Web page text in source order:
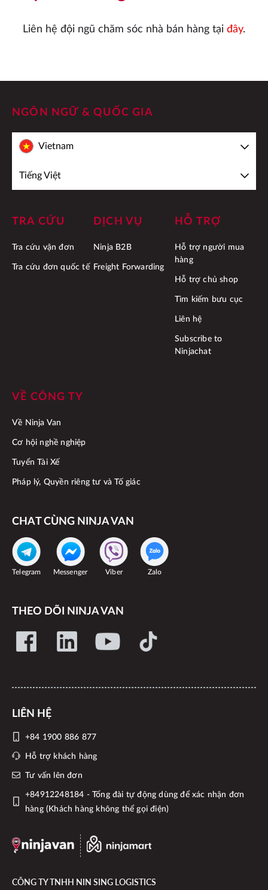
Liên hệ đội ngũ chăm sóc nhà bán hàng tại đây.
NGÔN NGỮ & QUỐC GIA
Vietnam
Tiếng Việt
TRA CỨU
Tra cứu vận đơn
Tra cứu đơn quốc tế
DỊCH VỤ
Ninja B2B
Freight Forwarding
HỖ TRỢ
Hỗ trợ người mua
hàng
Hỗ trợ chủ shop
Tìm kiếm bưu cục
Liên hệ
Subscribe to
Ninjachat
VỀ CÔNG TY
Về Ninja Van
Cơ hội nghề nghiệp
Tuyển Tài Xế
Pháp lý, Quyền riêng tư và Tố giác
CHAT CÙNG NINJA VAN
Telegram Messenger Viber Zalo
THEO DÕI NINJA VAN
LIÊN HỆ
+84 1900 886 877
Hỗ trợ khách hàng
Tư vấn lên đơn
+84912248184 - Tổng đài tự động dùng để xác nhận đơn
hàng (Khách hàng không thể gọi điện)
CÔNG TY TNHH NIN SING LOGISTICS